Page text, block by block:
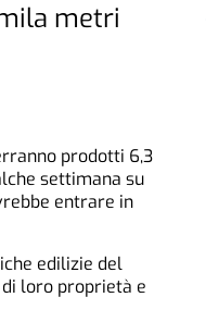
metri
prodotti 6,3
settimana su
entrare in
edilizie del
loro proprietà e